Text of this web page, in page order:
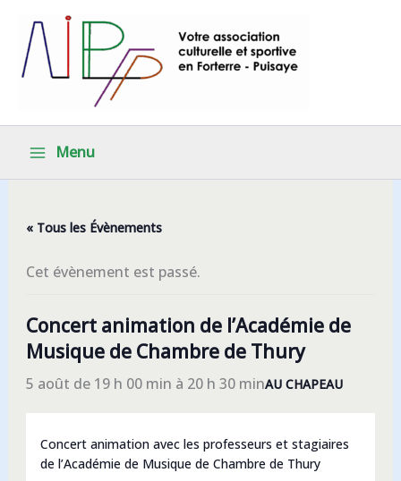
contenu
Menu
« Tous les Évènements
Cet évènement est passé.
Concert animation de l’Académie de
Musique de Chambre de Thury
5 août de 19 h 00 min à 20 h 30 minAU CHAPEAU
Concert animation avec les professeurs et stagiaires
de l’Académie de Musique de Chambre de Thury